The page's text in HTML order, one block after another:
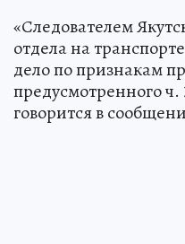
«Следователем
отдела на
дело по признакам
предусмотренного ч.
говорится в